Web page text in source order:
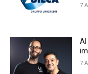
7
AI
7